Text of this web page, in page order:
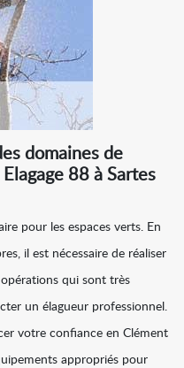
domaines de
88 à Sartes
pour les espaces verts. En
il est nécessaire de réaliser
qui sont très
un élagueur professionnel.
votre confiance en Clément
appropriés pour